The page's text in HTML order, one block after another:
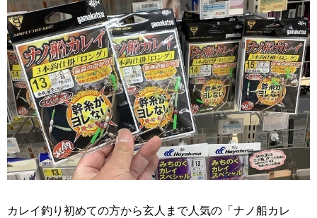
カレイ釣り初めての方から玄人まで人気の「ナノ船カレ